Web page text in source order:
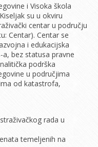
i Visoka škola
su u okviru
centar u području
Centar). Centar se
i edukacijska
a, bez statusa pravne
podrška
u područjima
od katastrofa,
rada u
temeljenih na